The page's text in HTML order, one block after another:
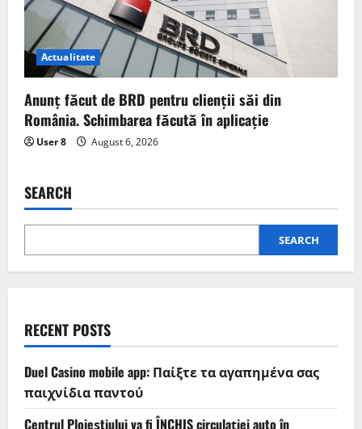
Actualitate
Anunț făcut de BRD pentru clienții săi din
România. Schimbarea făcută în aplicație
User 8 August 6, 2026
SEARCH
SEARCH
RECENT POSTS
Duel Casino mobile app: Παίξτε τα αγαπημένα σας
παιχνίδια παντού
Centrul Ploieștiului va fi ÎNCHIS circulației auto în